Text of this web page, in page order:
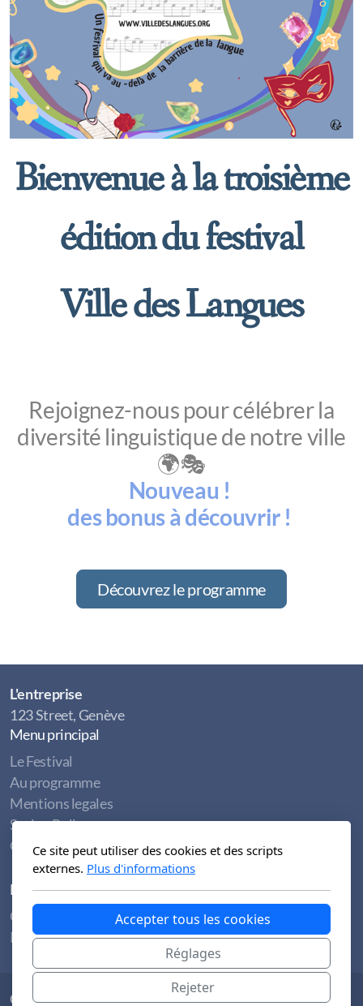
Bienvenue à la troisième
édition du festival
Ville des Langues
Rejoignez-nous pour célébrer la
diversité linguistique de notre ville
🌍🎭
Nouveau !
des bonus à découvrir !
Découvrez le programme
L'entreprise
123 Street, Genève
Menu principal
Le Festival
Au programme
Mentions legales
Spring Rolls
Contact
Légal
Conditions d'utilisation
Politique de confidentialité
Copyright, tous droits réservés
Ce site peut utiliser des cookies et des scripts
externes. Plus d'informations
Accepter tous les cookies
Réglages
Rejeter